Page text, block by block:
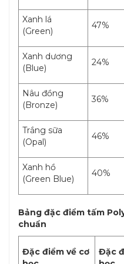
Xanh lá
(Green)
47%
Xanh dương
(Blue)
24%
Nâu đồng
(Bronze)
36%
Trắng sữa
(Opal)
46%
Xanh hồ
(Green Blue)
40%
Bảng đặc điểm tấm
chuẩn
Đặc điểm về cơ
Đặc